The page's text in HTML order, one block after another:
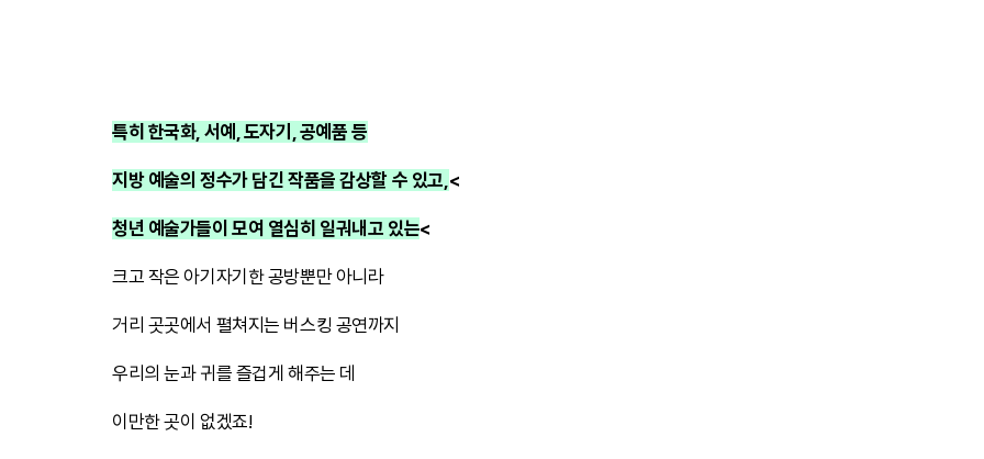
특히 한국화, 서예, 도자기, 공예품 등
지방 예술의 정수가 담긴 작품을 감상할 수 있고,<
청년 예술가들이 모여 열심히 일궈내고 있는<
크고 작은 아기자기한 공방뿐만 아니라
거리 곳곳에서 펼쳐지는 버스킹 공연까지
우리의 눈과 귀를 즐겁게 해주는 데
이만한 곳이 없겠죠!